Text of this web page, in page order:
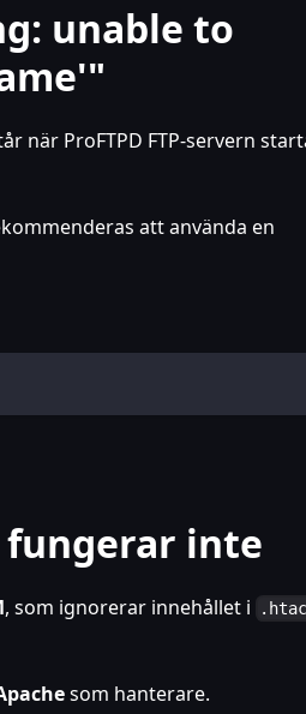
unable to
när ProFTPD FTP-servern
att använda en
fungerar inte
, som ignorerar innehållet i
som hanterare.